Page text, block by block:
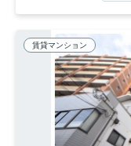
賃貸マンション